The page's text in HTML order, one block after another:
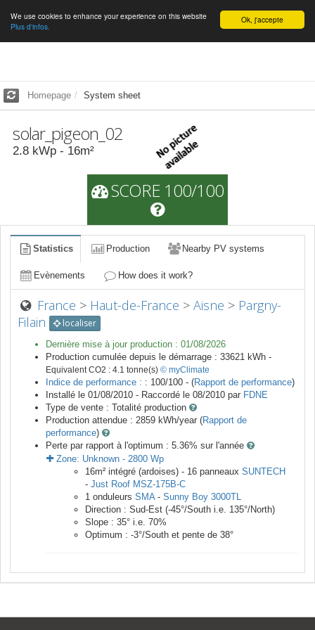
English Ok, j'accepte
We use cookies to enhance your experience on this website
Plus d'infos.
Homepage System sheet
solar_pigeon_02
2.8 kWp - 16m²
SCORE 100/100
Statistics Production Nearby PV systems
Evènements How does it work?
France > Haut-de-France >Aisne > Pargny-
Filain
localiser
Dernière mise à jour production : 01/08/2026
Production cumulée depuis le démarrage : 33621 kWh -
Equivalent CO2 : 4.1 tonne(s) © myClimate
Indice de performance : : 100/100 - (Rapport de performance)
Installé le 01/08/2010 - Raccordé le 08/2010 par FDNE
Type de vente : Totalité production
Production attendue : 2859 kWh/year (Rapport de
performance)
Perte par rapport à l'optimum : 5.36% sur l'année
Zone: Unknown - 2800 Wp
16m² intégré (ardoises) - 16 panneaux SUNTECH
- Just Roof MSZ-175B-C
1 onduleurs SMA- Sunny Boy 3000TL
Direction : Sud-Est (-45°/South i.e. 135°/North)
Slope : 35° i.e. 70%
Optimum : -3°/South et pente de 38°